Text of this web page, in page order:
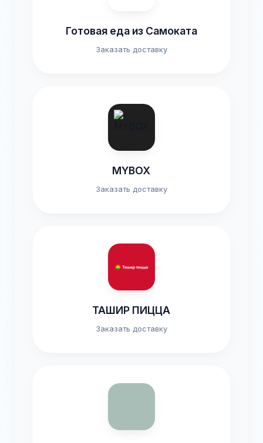
Готовая еда из Самоката
Заказать доставку
MYBOX
Заказать доставку
ТАШИР ПИЦЦА
Заказать доставку